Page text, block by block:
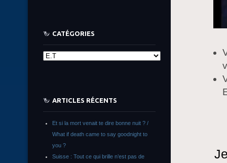
CATÉGORIES
Catégories
ARTICLES RÉCENTS
Et si la mort venait te dire bonne nuit ? /
What if death came to say goodnight to
you ?
Suisse : Tout ce qui brille n’est pas de